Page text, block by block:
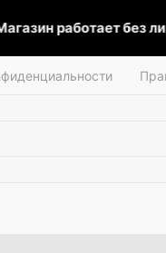
работает без